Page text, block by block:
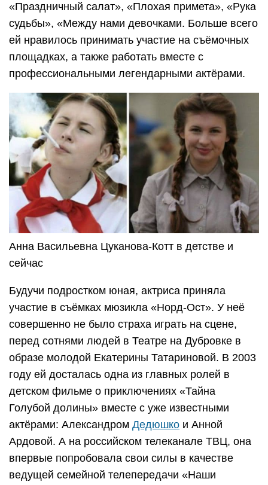
«Праздничный салат», «Плохая примета», «Рука
судьбы», «Между нами девочками. Больше всего
ей нравилось принимать участие на съёмочных
площадках, а также работать вместе с
профессиональными легендарными актёрами.
Анна Васильевна Цуканова-Котт в детстве и
сейчас
Будучи подростком юная, актриса приняла
участие в съёмках мюзикла «Норд-Ост». У неё
совершенно не было страха играть на сцене,
перед сотнями людей в Театре на Дубровке в
образе молодой Екатерины Татариновой. В 2003
году ей досталась одна из главных ролей в
детском фильме о приключениях «Тайна
Голубой долины» вместе с уже известными
актёрами: Александром Дедюшко и Анной
Ардовой. А на российском телеканале ТВЦ, она
впервые попробовала свои силы в качестве
ведущей семейной телепередачи «Наши